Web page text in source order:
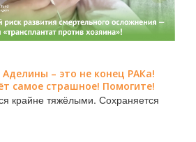
– это не конец РАКа!
самое страшное! Помогите!
крайне тяжёлыми. Сохраняется